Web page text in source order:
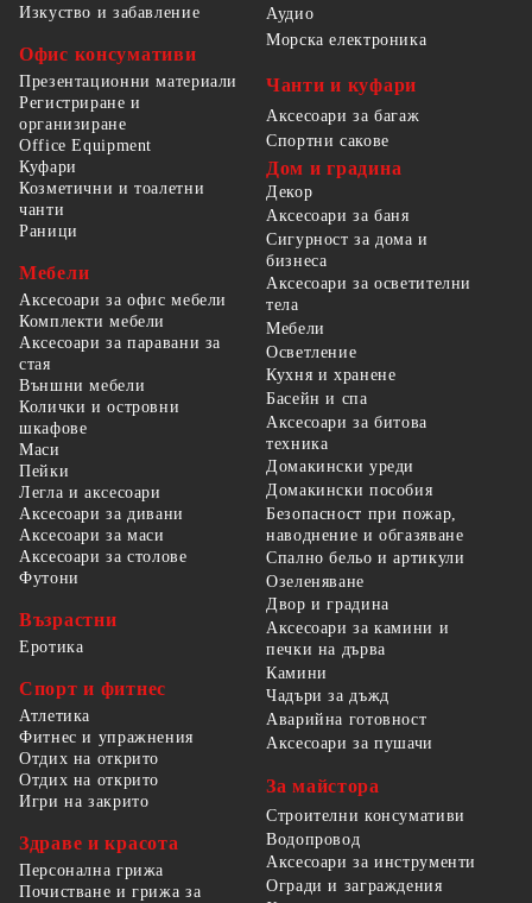
Изкуство и забавление
Офис консумативи
Презентационни материали
Регистриране и
организиране
Office Equipment
Аудио
Морска електроника
Чанти и куфари
Аксесоари за багаж
Спортни сакове
Куфари
Козметични и тоалетни
чанти
Раници
Мебели
Аксесоари за офис мебели
Комплекти мебели
Аксесоари за паравани за
стая
Външни мебели
Колички и островни
шкафове
Маси
Пейки
Легла и аксесоари
Аксесоари за дивани
Аксесоари за маси
Аксесоари за столове
Футони
Възрастни
Еротика
Спорт и фитнес
Атлетика
Фитнес и упражнения
Отдих на открито
Отдих на открито
Игри на закрито
Здраве и красота
Персонална грижа
Почистване и грижа за
Дом и градина
Декор
Аксесоари за баня
Сигурност за дома и
бизнеса
Аксесоари за осветителни
тела
Мебели
Осветление
Кухня и хранене
Басейн и спа
Аксесоари за битова
техника
Домакински уреди
Домакински пособия
Безопасност при пожар,
наводнение и обгазяване
Спално бельо и артикули
Озеленяване
Двор и градина
Аксесоари за камини и
печки на дърва
Камини
Чадъри за дъжд
Аварийна готовност
Аксесоари за пушачи
За майстора
Строителни консумативи
Водопровод
Аксесоари за инструменти
Огради и заграждения